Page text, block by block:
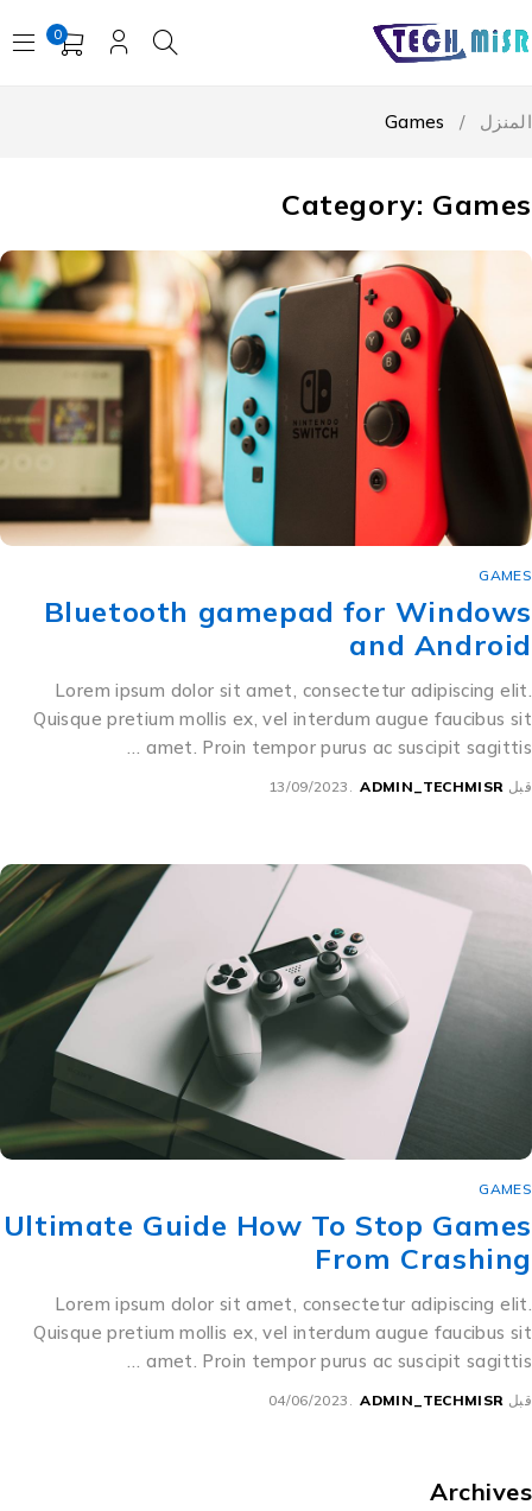
0
Category: Games
المنزل /
Games
GAMES
Bluetooth gamepad for Windows
and Android
Lorem ipsum dolor sit amet, consectetur adipiscing elit.
Quisque pretium mollis ex, vel interdum augue faucibus sit
amet. Proin tempor purus ac suscipit sagittis …
قبل ADMIN_TECHMISR
13/09/2023
GAMES
Ultimate Guide How To Stop Games
From Crashing
Lorem ipsum dolor sit amet, consectetur adipiscing elit.
Quisque pretium mollis ex, vel interdum augue faucibus sit
amet. Proin tempor purus ac suscipit sagittis …
قبل ADMIN_TECHMISR
04/06/2023
Archives